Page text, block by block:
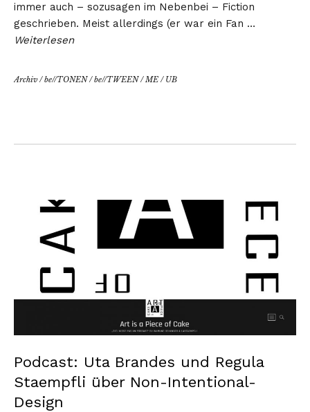
immer auch – sozusagen im Nebenbei – Fiction
geschrieben. Meist allerdings (er war ein Fan …
Weiterlesen
Archiv /be//TONEN/be//TWEEN/ME / UB
Podcast: Uta Brandes und Regula
Staempfli über Non-Intentional-
Design